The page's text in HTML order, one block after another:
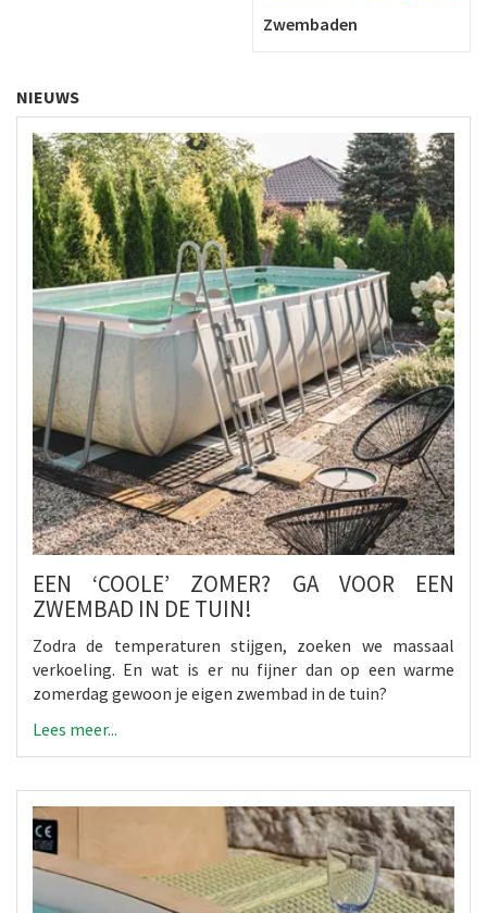
Zwembaden
NIEUWS
EEN ‘COOLE’ ZOMER? GA VOOR EEN
ZWEMBAD IN DE TUIN!
Zodra de temperaturen stijgen, zoeken we massaal
verkoeling. En wat is er nu fijner dan op een warme
zomerdag gewoon je eigen zwembad in de tuin?
Lees meer...